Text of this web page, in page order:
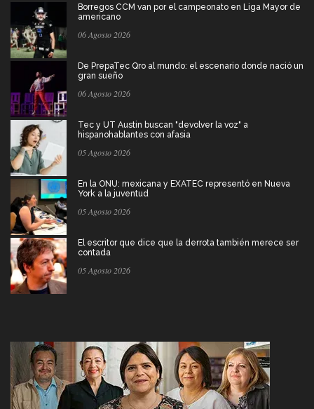
Borregos CCM van por el campeonato en Liga Mayor de
americano
06 Agosto 2026
De PrepaTec Qro al mundo: el escenario donde nació un
gran sueño
06 Agosto 2026
Tec y UT Austin buscan "devolver la voz" a
hispanohablantes con afasia
05 Agosto 2026
En la ONU: mexicana y EXATEC representó en Nueva
York a la juventud
05 Agosto 2026
El escritor que dice que la derrota también merece ser
contada
05 Agosto 2026